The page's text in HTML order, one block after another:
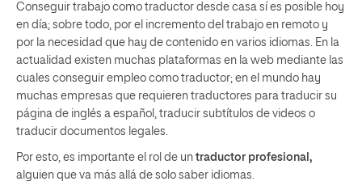
Conseguir trabajo como traductor desde casa sí es posible hoy
en día; sobre todo, por el incremento del trabajo en remoto y
por la necesidad que hay de contenido en varios idiomas. En la
actualidad existen muchas plataformas en la web mediante las
cuales conseguir empleo como traductor; en el mundo hay
muchas empresas que requieren traductores para traducir su
página de inglés a español, traducir subtítulos de videos o
traducir documentos legales.
Por esto, es importante el rol de un traductor profesional,
alguien que va más allá de solo saber idiomas.